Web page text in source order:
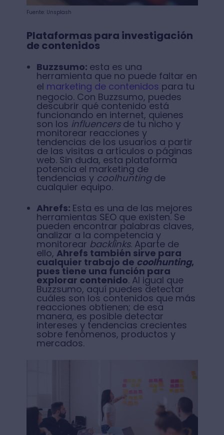
Fuente: Unsplash
Plataformas para investigación
de contenidos
Buzzsumo: esta es una
herramienta que no puede faltar en
el marketing de contenidos para tu
negocio. Con Buzzsumo, puedes
descubrir qué contenido está
funcionando en internet, quienes
son los influencers de tu nicho y
monitorear reacciones y
tendencias de los usuarios a partir
de las visitas a artículos o páginas
web. Sin duda, esta plataforma
potencia el marketing de
tendencias y coolhuntingde
cualquier equipo.
Ahrefs: Esta es una de las mejores
herramientas SEO que existen. Se
pueden encontrar palabras claves,
analizar a la competencia y
monitorear backlinks. Aparte de
ello, Ahrefs también sirve para
cualquier trabajo de coolhunting,
pues tiene una función para
explorar contenido. Al igual que
Buzzsumo, aquí puedes detectar
cuáles son los contenidos que más
reacciones obtienen; de esa
manera, es posible detectar
intereses y tendencias crecientes
sobre fenómenos, productos y
mercados.